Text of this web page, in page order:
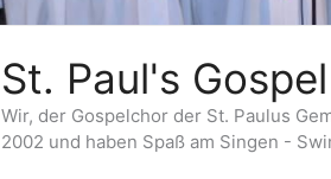
St. Paul's
Wir, der Gospelchor der St. Paulus
2002 und haben Spaß am Singen -